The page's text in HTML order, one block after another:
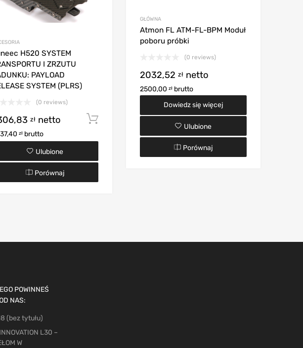
koszyka
H520 SYSTEM
I ZRZUTU
PAYLOAD
SYSTEM (PLRS)
(0 reviews)
zł netto
zł brutto
Dodaj do koszyka
Ulubione
Porównaj
GŁÓWNA
Atmon FL ATM-FL-BPM Moduł
poboru próbki
(0 reviews)
2032,52 zł netto
2500,00 zł brutto
Dowiedz się więcej
Ulubione
Porównaj
POWINNEŚ
NAS:
(bez tytułu)
L30 –
W